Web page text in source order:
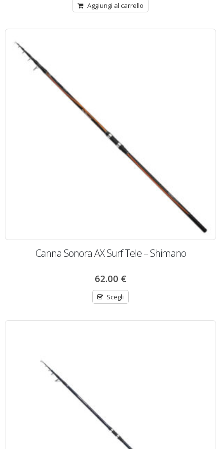
Aggiungi al carrello
Canna Sonora AX Surf Tele – Shimano
62.00 €
Scegli